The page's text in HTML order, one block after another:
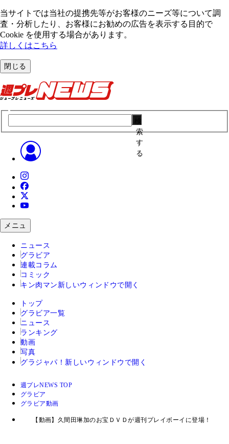
当サイトでは当社の提携先等がお客様のニーズ等について調
査・分析したり、お客様にお勧めの広告を表⽰する⽬的で
Cookie を使⽤する場合があります。
詳しくはこちら
閉じる
索
す
る
メニュ
ニュース
グラビア
連載コラム
コミック
キン肉マン 新しいウィンドウで開く
トップ
グラビア一覧
ニュース
ランキング
動画
写真
グラジャパ！ 新しいウィンドウで開く
週プレNEWS TOP
グラビア
グラビア動画
【動画】久間田琳加のお宝ＤＶＤが週刊プレイボーイに登場！